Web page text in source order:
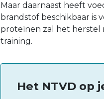
Maar daarnaast heeft
brandstof beschikbaar is
proteïnen zal het herstel
training.
Het NTVD op